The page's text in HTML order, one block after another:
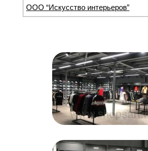
ООО “Искусство интерьеров”